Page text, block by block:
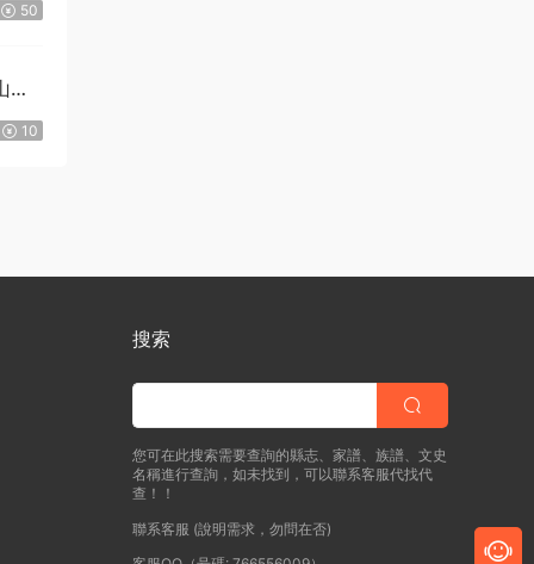
50
修
10
搜索
您可在此搜索需要查詢的縣志、家譜、族譜、文史
名稱進行查詢，如未找到，可以聯系客服代找代
查！！
聯系客服 (說明需求，勿問在否)